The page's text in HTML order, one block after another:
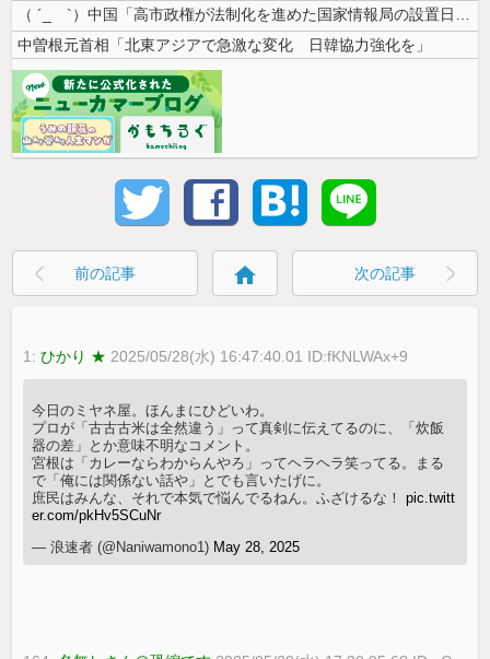
（ ´_ゝ`）中国「高市政権が法制化を進めた国家情報局の設置日が7月3...
中曽根元首相「北東アジアで急激な変化 日韓協力強化を」
前の記事 home 次の記事
1:ひかり ★ 2025/05/28(水) 16:47:40.01 ID:fKNLWAx+9
今日のミヤネ屋。ほんまにひどいわ。
プロが「古古古米は全然違う」って真剣に伝えてるのに、「炊飯
器の差」とか意味不明なコメント。
宮根は「カレーならわからんやろ」ってヘラヘラ笑ってる。まる
で「俺には関係ない話や」とでも言いたげに。
庶民はみんな、それで本気で悩んでるねん。ふざけるな！pic.twitt
er.com/pkHv5SCuNr
— 浪速者 (@Naniwamono1) May 28, 2025